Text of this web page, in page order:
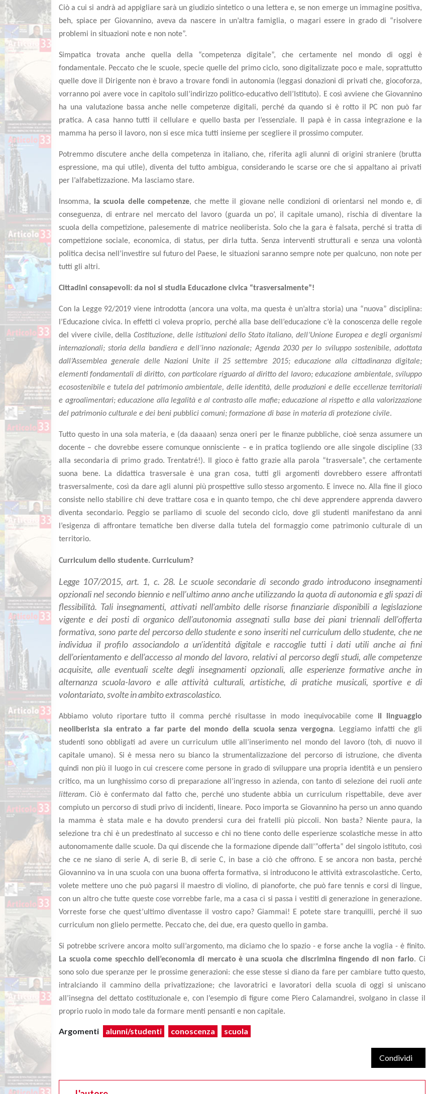
Ciò a cui si andrà ad appigliare sarà un giudizio sintetico o una lettera e, se non emerge un immagine positiva,
beh, spiace per Giovannino, aveva da nascere in un’altra famiglia, o magari essere in grado di “risolvere
problemi in situazioni note e non note”.
Simpatica trovata anche quella della “competenza digitale”, che certamente nel mondo di oggi è
fondamentale. Peccato che le scuole, specie quelle del primo ciclo, sono digitalizzate poco e male, soprattutto
quelle dove il Dirigente non è bravo a trovare fondi in autonomia (leggasi donazioni di privati che, giocoforza,
vorranno poi avere voce in capitolo sull’indirizzo politico-educativo dell’Istituto). E così avviene che Giovannino
ha una valutazione bassa anche nelle competenze digitali, perché da quando si è rotto il PC non può far
pratica. A casa hanno tutti il cellulare e quello basta per l’essenziale. Il papà è in cassa integrazione e la
mamma ha perso il lavoro, non si esce mica tutti insieme per scegliere il prossimo computer.
Potremmo discutere anche della competenza in italiano, che, riferita agli alunni di origini straniere (brutta
espressione, ma qui utile), diventa del tutto ambigua, considerando le scarse ore che si appaltano ai privati
per l’alfabetizzazione. Ma lasciamo stare.
Insomma, la scuola delle competenze, che mette il giovane nelle condizioni di orientarsi nel mondo e, di
conseguenza, di entrare nel mercato del lavoro (guarda un po’, il capitale umano), rischia di diventare la
scuola della competizione, palesemente di matrice neoliberista. Solo che la gara è falsata, perché si tratta di
competizione sociale, economica, di status, per dirla tutta. Senza interventi strutturali e senza una volontà
politica decisa nell’investire sul futuro del Paese, le situazioni saranno sempre note per qualcuno, non note per
tutti gli altri.
Cittadini consapevoli: da noi si studia Educazione civica “trasversalmente”!
Con la Legge 92/2019 viene introdotta (ancora una volta, ma questa è un’altra storia) una “nuova” disciplina:
l’Educazione civica. In effetti ci voleva proprio, perché alla base dell’educazione c’è la conoscenza delle regole
del vivere civile, della Costituzione, delle istituzioni dello Stato italiano, dell’Unione Europea e degli organismi
internazionali; storia della bandiera e dell’inno nazionale; Agenda 2030 per lo sviluppo sostenibile, adottata
dall’Assemblea generale delle Nazioni Unite il 25 settembre 2015; educazione alla cittadinanza digitale;
elementi fondamentali di diritto, con particolare riguardo al diritto del lavoro; educazione ambientale, sviluppo
ecosostenibile e tutela del patrimonio ambientale, delle identità, delle produzioni e delle eccellenze territoriali
e agroalimentari; educazione alla legalità e al contrasto alle mafie; educazione al rispetto e alla valorizzazione
del patrimonio culturale e dei beni pubblici comuni; formazione di base in materia di protezione civile.
Tutto questo in una sola materia, e (da daaaan) senza oneri per le finanze pubbliche, cioè senza assumere un
docente – che dovrebbe essere comunque onnisciente – e in pratica togliendo ore alle singole discipline (33
alla secondaria di primo grado. Trentatré!). Il gioco è fatto grazie alla parola “trasversale”, che certamente
suona bene. La didattica trasversale è una gran cosa, tutti gli argomenti dovrebbero essere affrontati
trasversalmente, così da dare agli alunni più prospettive sullo stesso argomento. E invece no. Alla fine il gioco
consiste nello stabilire chi deve trattare cosa e in quanto tempo, che chi deve apprendere apprenda davvero
diventa secondario. Peggio se parliamo di scuole del secondo ciclo, dove gli studenti manifestano da anni
l’esigenza di affrontare tematiche ben diverse dalla tutela del formaggio come patrimonio culturale di un
territorio.
Curriculum dello studente. Curriculum?
Legge 107/2015, art. 1, c. 28. Le scuole secondarie di secondo grado introducono insegnamenti
opzionali nel secondo biennio e nell’ultimo anno anche utilizzando la quota di autonomia e gli spazi di
flessibilità. Tali insegnamenti, attivati nell’ambito delle risorse finanziarie disponibili a legislazione
vigente e dei posti di organico dell’autonomia assegnati sulla base dei piani triennali dell’offerta
formativa, sono parte del percorso dello studente e sono inseriti nel curriculum dello studente, che ne
individua il profilo associandolo a un’identità digitale e raccoglie tutti i dati utili anche ai fini
dell’orientamento e dell’accesso al mondo del lavoro, relativi al percorso degli studi, alle competenze
acquisite, alle eventuali scelte degli insegnamenti opzionali, alle esperienze formative anche in
alternanza scuola-lavoro e alle attività culturali, artistiche, di pratiche musicali, sportive e di
volontariato, svolte in ambito extrascolastico.
Abbiamo voluto riportare tutto il comma perché risultasse in modo inequivocabile come il linguaggio
neoliberista sia entrato a far parte del mondo della scuola senza vergogna. Leggiamo infatti che gli
studenti sono obbligati ad avere un curriculum utile all’inserimento nel mondo del lavoro (toh, di nuovo il
capitale umano). Si è messa nero su bianco la strumentalizzazione del percorso di istruzione, che diventa
quindi non più il luogo in cui crescere come persone in grado di sviluppare una propria identità e un pensiero
critico, ma un lunghissimo corso di preparazione all’ingresso in azienda, con tanto di selezione dei ruoli ante
litteram. Ciò è confermato dal fatto che, perché uno studente abbia un curriculum rispettabile, deve aver
compiuto un percorso di studi privo di incidenti, lineare. Poco importa se Giovannino ha perso un anno quando
la mamma è stata male e ha dovuto prendersi cura dei fratelli più piccoli. Non basta? Niente paura, la
selezione tra chi è un predestinato al successo e chi no tiene conto delle esperienze scolastiche messe in atto
autonomamente dalle scuole. Da qui discende che la formazione dipende dall’”offerta” del singolo istituto, così
che ce ne siano di serie A, di serie B, di serie C, in base a ciò che offrono. E se ancora non basta, perché
Giovannino va in una scuola con una buona offerta formativa, si introducono le attività extrascolastiche. Certo,
volete mettere uno che può pagarsi il maestro di violino, di pianoforte, che può fare tennis e corsi di lingue,
con un altro che tutte queste cose vorrebbe farle, ma a casa ci si passa i vestiti di generazione in generazione.
Vorreste forse che quest’ultimo diventasse il vostro capo? Giammai! E potete stare tranquilli, perché il suo
curriculum non glielo permette. Peccato che, dei due, era questo quello in gamba.
Si potrebbe scrivere ancora molto sull’argomento, ma diciamo che lo spazio - e forse anche la voglia - è finito.
La scuola come specchio dell’economia di mercato è una scuola che discrimina fingendo di non farlo. Ci
sono solo due speranze per le prossime generazioni: che esse stesse si diano da fare per cambiare tutto questo,
intralciando il cammino della privatizzazione; che lavoratrici e lavoratori della scuola di oggi si uniscano
all’insegna del dettato costituzionale e, con l’esempio di figure come Piero Calamandrei, svolgano in classe il
proprio ruolo in modo tale da formare menti pensanti e non capitale.
Argomenti alunni/studenti conoscenza scuola
Condividi